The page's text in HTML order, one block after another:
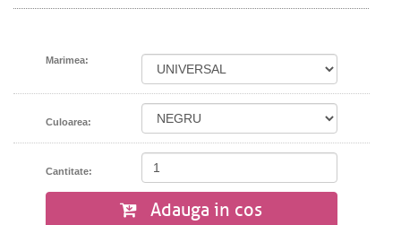
Marimea:
Culoarea:
Cantitate:
Adauga in cos